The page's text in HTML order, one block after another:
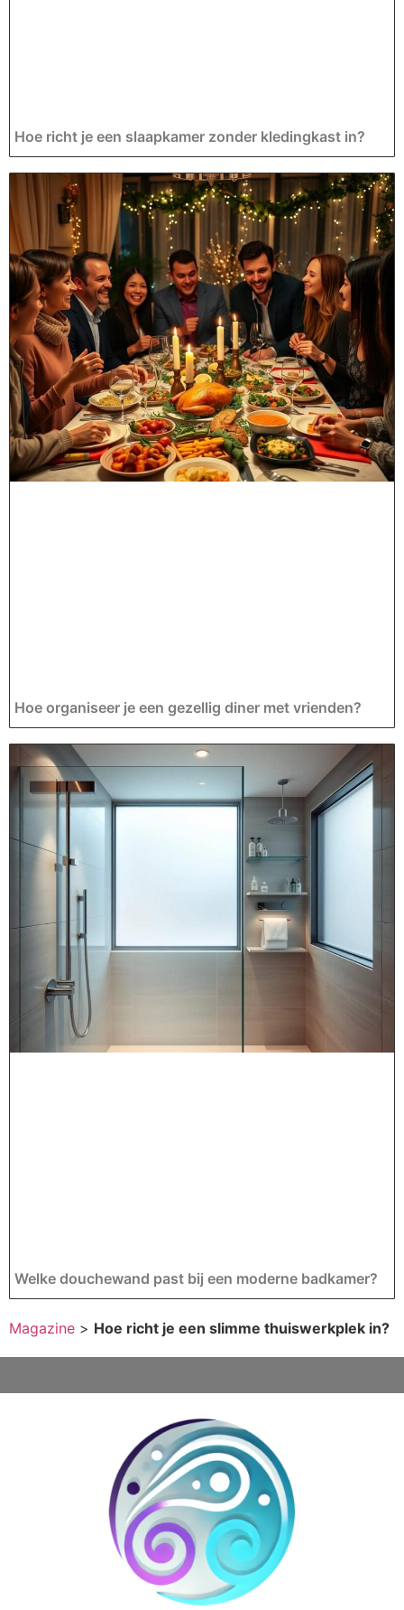
Hoe richt je een slaapkamer zonder kledingkast in?
Hoe organiseer je een gezellig diner met vrienden?
Welke douchewand past bij een moderne badkamer?
Magazine > Hoe richt je een slimme thuiswerkplek in?